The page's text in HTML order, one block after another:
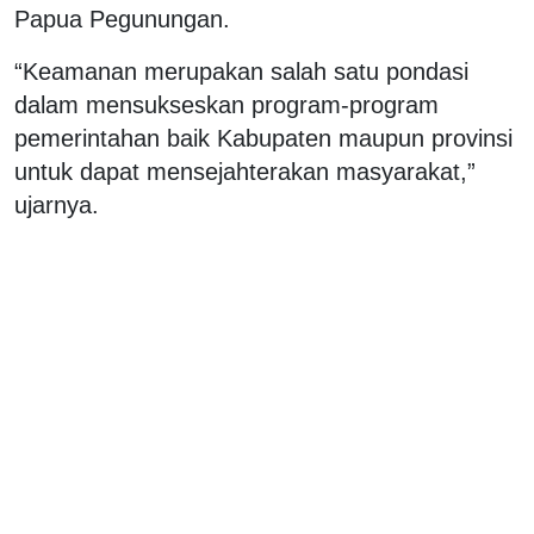
Papua Pegunungan.
“Keamanan merupakan salah satu pondasi
dalam mensukseskan program-program
pemerintahan baik Kabupaten maupun provinsi
untuk dapat mensejahterakan masyarakat,”
ujarnya.